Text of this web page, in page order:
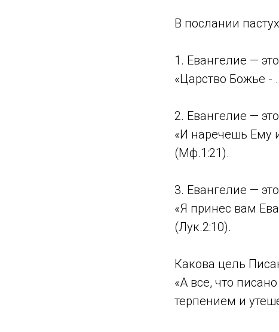
В послании
1. Евангелие —
«Царство Божье -
2. Евангелие —
«И наречешь Ему
(Мф.1:21).
3. Евангелие —
«Я принес вам
(Лук.2:10).
Какова цель
«А все, что
терпением и